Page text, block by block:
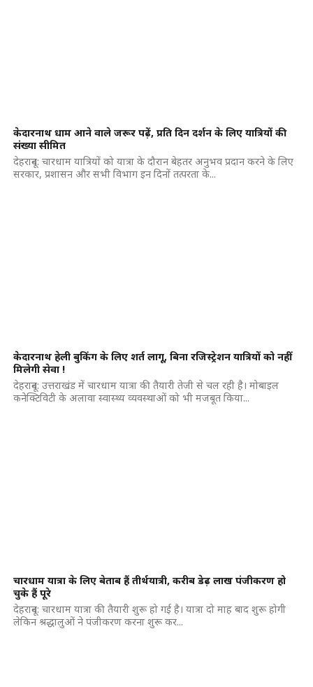
केदारनाथ धाम आने वाले जरूर पढ़ें, प्रति दिन दर्शन के लिए यात्रियों की
संख्या सीमित
देहरादून: चारधाम यात्रियों को यात्रा के दौरान बेहतर अनुभव प्रदान करने के लिए
सरकार, प्रशासन और सभी विभाग इन दिनों तत्परता के...
केदारनाथ हेली बुकिंग के लिए शर्त लागू, बिना रजिस्ट्रेशन यात्रियों को नहीं
मिलेगी सेवा !
देहरादून: उत्तराखंड में चारधाम यात्रा की तैयारी तेजी से चल रही है। मोबाइल
कनेक्टिविटी के अलावा स्वास्थ्य व्यवस्थाओं को भी मजबूत किया...
चारधाम यात्रा के लिए बेताब हैं तीर्थयात्री, करीब डेढ़ लाख पंजीकरण हो
चुके हैं पूरे
देहरादून: चारधाम यात्रा की तैयारी शुरू हो गई है। यात्रा दो माह बाद शुरू होगी
लेकिन श्रद्धालुओं ने पंजीकरण करना शुरू कर...